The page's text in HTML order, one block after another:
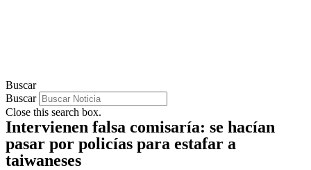
Buscar
Buscar
Close this search box.
Intervienen falsa comisaría: se hacían
pasar por policías para estafar a
taiwaneses